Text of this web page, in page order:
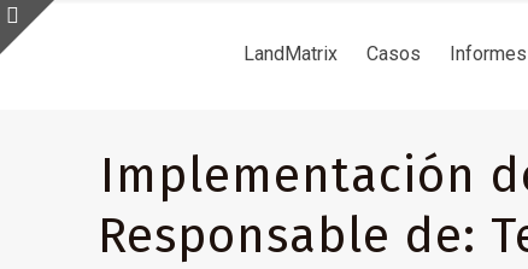
LandMatrix Casos
Implementación
Responsable de: